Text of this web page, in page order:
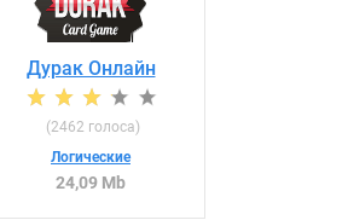
Дурак Онлайн
(2462 голоса)
Логические
24,09 Mb